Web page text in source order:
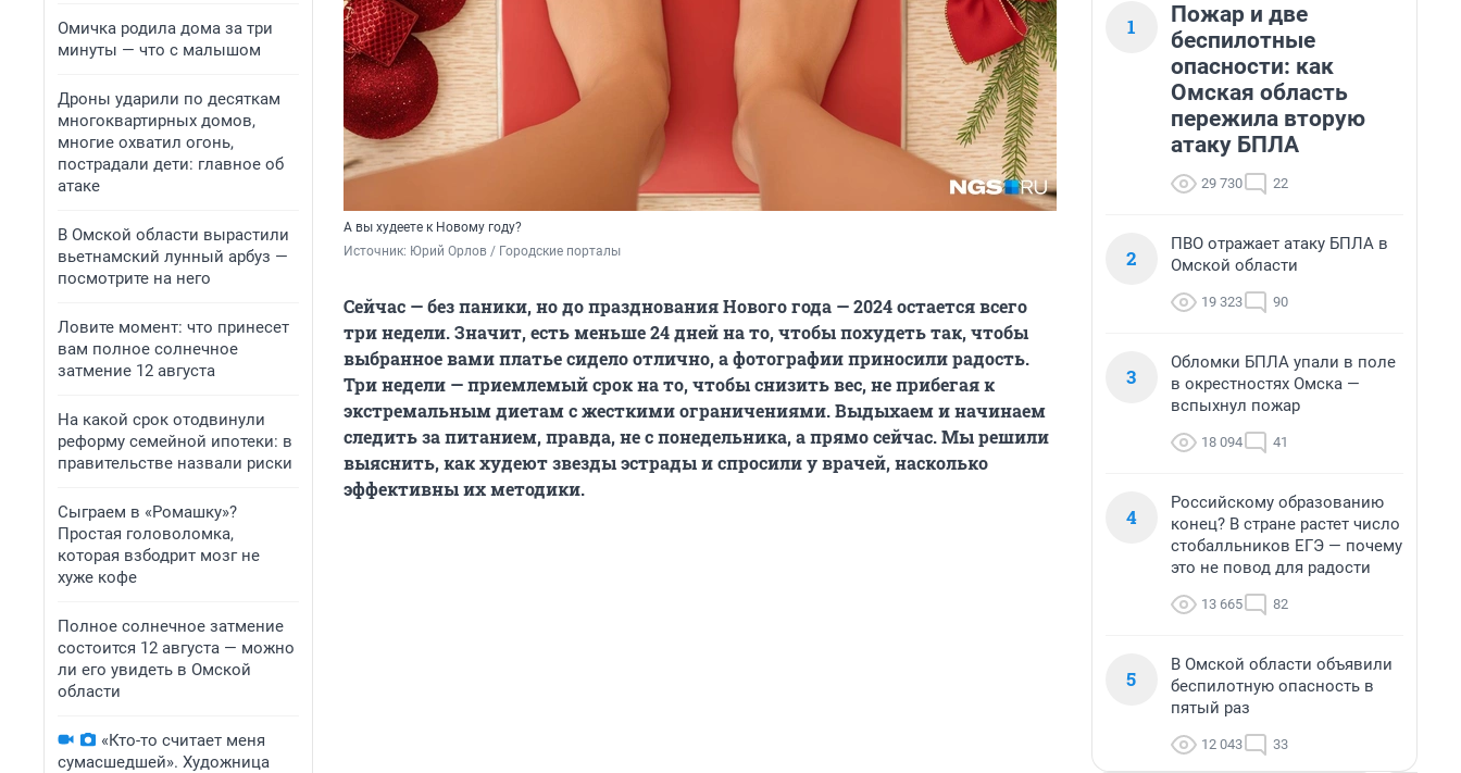
Омичка родила дома за три
минуты — что с малышом
Дроны ударили по десяткам
многоквартирных домов,
многие охватил огонь,
пострадали дети: главное об
атаке
В Омской области вырастили
вьетнамский лунный арбуз —
посмотрите на него
Ловите момент: что принесет
вам полное солнечное
затмение 12 августа
На какой срок отодвинули
реформу семейной ипотеки: в
правительстве назвали риски
Сыграем в «Ромашку»?
Простая головоломка,
которая взбодрит мозг не
хуже кофе
Полное солнечное затмение
состоится 12 августа — можно
ли его увидеть в Омской
области
«Кто-то считает меня
сумасшедшей». Художница
А вы худеете к Новому году?
Источник: Юрий Орлов / Городские порталы
Сейчас — без паники, но до празднования Нового года — 2024 остается всего
три недели. Значит, есть меньше 24 дней на то, чтобы похудеть так, чтобы
выбранное вами платье сидело отлично, а фотографии приносили радость.
Три недели — приемлемый срок на то, чтобы снизить вес, не прибегая к
экстремальным диетам с жесткими ограничениями. Выдыхаем и начинаем
следить за питанием, правда, не с понедельника, а прямо сейчас. Мы решили
выяснить, как худеют звезды эстрады и спросили у врачей, насколько
эффективны их методики.
1
Пожар и две
беспилотные
опасности: как
Омская область
пережила вторую
атаку БПЛА
29 730 22
2
ПВО отражает атаку БПЛА в
Омской области
19 323 90
3
Обломки БПЛА упали в поле
в окрестностях Омска —
вспыхнул пожар
18 094 41
4
Российскому образованию
конец? В стране растет число
стобалльников ЕГЭ — почему
это не повод для радости
13 665 82
5
В Омской области объявили
беспилотную опасность в
пятый раз
12 043 33